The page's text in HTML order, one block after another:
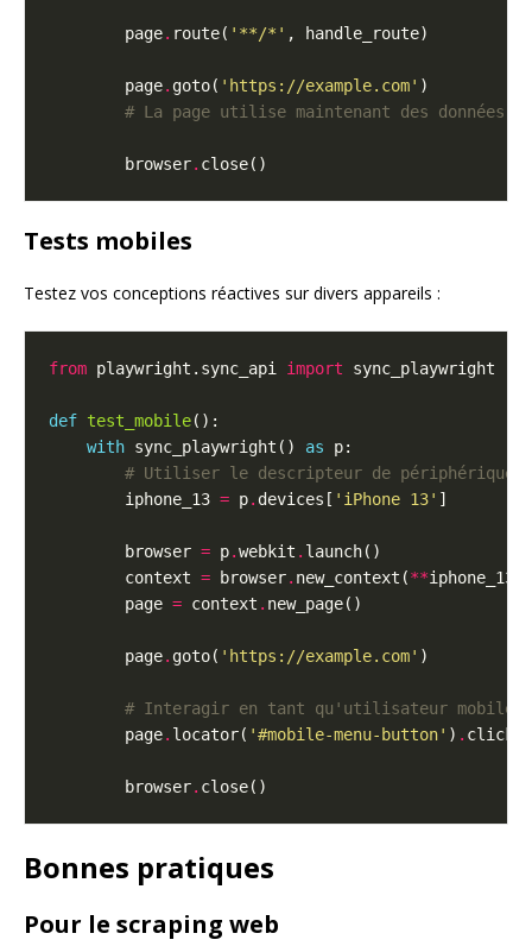
        page
. route( '**/*'
        page
. goto( 'https://example.com'
# La page utilise maintenant des données
        browser
.
Tests mobiles
Testez vos conceptions réactives sur divers appareils :
from playwright.sync_api import
def test_mobile
with sync_playwright() as
# Utiliser le descripteur de périphérique
        iphone_13
= p. devices[ 'iPhone 13'
        browser
= p.webkit .
        context
= browser. new_context(**
        page
= context .
        page
. goto( 'https://example.com'
# Interagir en tant qu'utilisateur mobile
        page
. locator( '#mobile-menu-button' ) .
        browser
.
Bonnes pratiques
Pour le scraping web